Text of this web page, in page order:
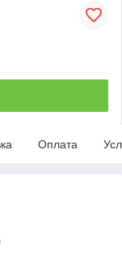
Оплата